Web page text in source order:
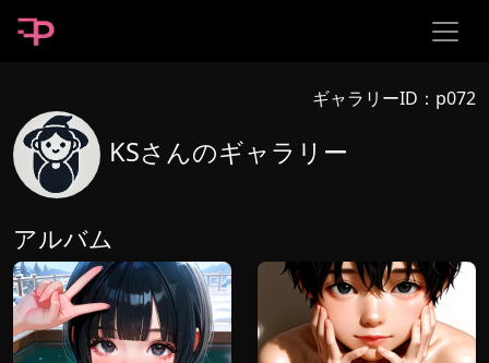
ギャラリーID：p072
KSさんのギャラリー
アルバム